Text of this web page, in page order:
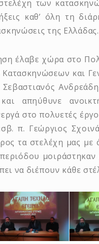
των
καθ’ όλη τη
της Ελλάδας.
έλαβε χώρα στο
και
απηύθυνε
στο πολυετές
π. Γεώργιος
τα στελέχη μας
να διέπουν κάθε